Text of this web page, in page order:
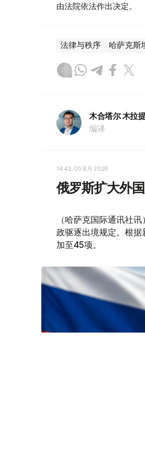
由法院依法作出决定。
法律与秩序 哈萨克斯
木合塔尔 木拉
编译
14:42, 05 8月 2026
俄罗斯扩大外
（哈萨克国际通讯社
政驱逐出境规定。根
加至45项。